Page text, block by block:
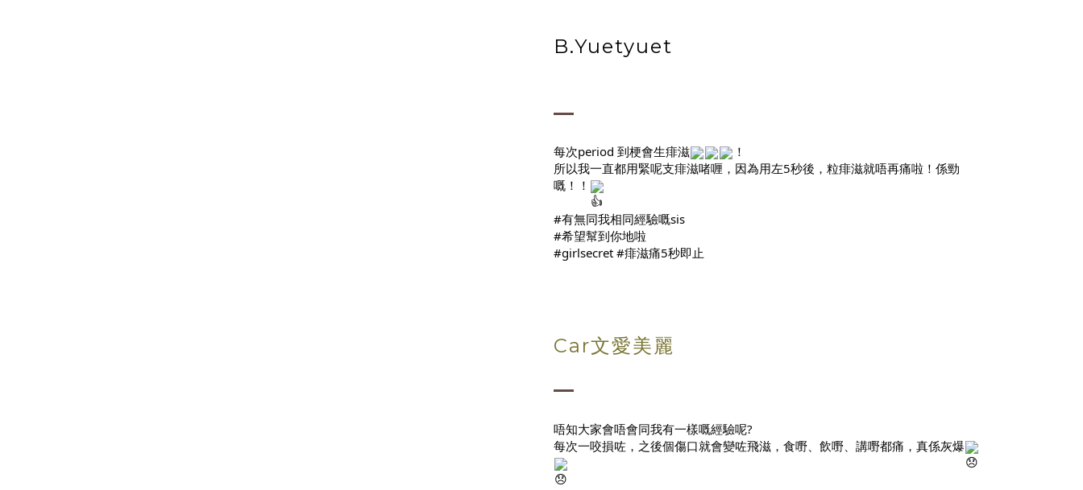
B.Yuetyuet
每次period 到梗會生痱滋
！
所以我一直都用緊呢支痱滋啫喱，因為用左5秒後，粒痱滋就唔再痛啦！係勁
嘅！！
#有無同我相同經驗嘅sis
#希望幫到你地啦
#girlsecret #痱滋痛5秒即止
Car文愛美麗
唔知大家會唔會同我有一樣嘅經驗呢?
每次一咬損咗，之後個傷口就會變咗飛滋，食嘢、飲嘢、講嘢都痛，真係灰爆